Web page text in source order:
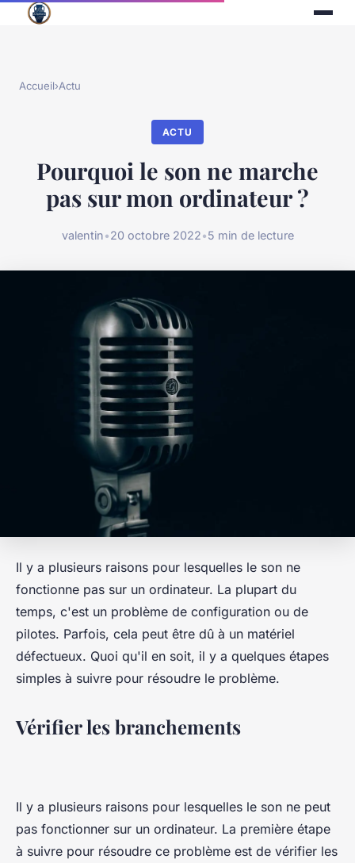
Accueil›Actu
ACTU
Pourquoi le son ne marche
pas sur mon ordinateur ?
valentin•20 octobre 2022•5 min de lecture
Il y a plusieurs raisons pour lesquelles le son ne
fonctionne pas sur un ordinateur. La plupart du
temps, c'est un problème de configuration ou de
pilotes. Parfois, cela peut être dû à un matériel
défectueux. Quoi qu'il en soit, il y a quelques étapes
simples à suivre pour résoudre le problème.
Vérifier les branchements
Il y a plusieurs raisons pour lesquelles le son ne peut
pas fonctionner sur un ordinateur. La première étape
à suivre pour résoudre ce problème est de vérifier les